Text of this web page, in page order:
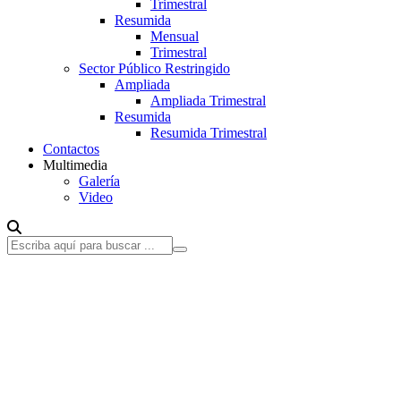
Trimestral
Resumida
Mensual
Trimestral
Sector Público Restringido
Ampliada
Ampliada Trimestral
Resumida
Resumida Trimestral
Contactos
Multimedia
Galería
Video